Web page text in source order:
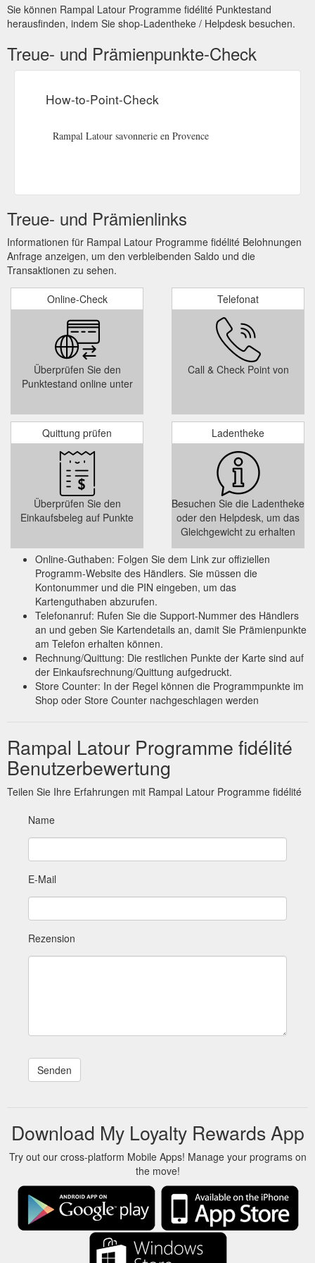
Sie können Rampal Latour Programme fidélité Punktestand
herausfinden, indem Sie shop-Ladentheke / Helpdesk besuchen.
Treue- und Prämienpunkte-Check
How-to-Point-Check
Rampal Latour savonnerie en Provence
Treue- und Prämienlinks
Informationen für Rampal Latour Programme fidélité Belohnungen
Anfrage anzeigen, um den verbleibenden Saldo und die
Transaktionen zu sehen.
Online-Check
Überprüfen Sie den
Punktestand online unter
Telefonat
Call & Check Point von
Quittung prüfen
Überprüfen Sie den
Einkaufsbeleg auf Punkte
Ladentheke
Besuchen Sie die Ladentheke
oder den Helpdesk, um das
Gleichgewicht zu erhalten
Online-Guthaben: Folgen Sie dem Link zur offiziellen
Programm-Website des Händlers. Sie müssen die
Kontonummer und die PIN eingeben, um das
Kartenguthaben abzurufen.
Telefonanruf: Rufen Sie die Support-Nummer des Händlers
an und geben Sie Kartendetails an, damit Sie Prämienpunkte
am Telefon erhalten können.
Rechnung/Quittung: Die restlichen Punkte der Karte sind auf
der Einkaufsrechnung/Quittung aufgedruckt.
Store Counter: In der Regel können die Programmpunkte im
Shop oder Store Counter nachgeschlagen werden
Rampal Latour Programme fidélité
Benutzerbewertung
Teilen Sie Ihre Erfahrungen mit Rampal Latour Programme fidélité
Name
E-Mail
Rezension
Download My Loyalty Rewards App
Try out our cross-platform Mobile Apps! Manage your programs on
the move!